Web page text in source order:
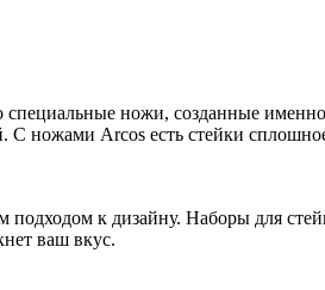
специальные ножи, созданные
С ножами Arcos есть стейки
подходом к дизайну. Наборы для
ваш вкус.